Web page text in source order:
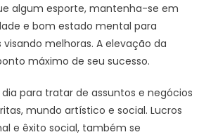
algum esporte, mantenha-se em
e bom estado mental para
melhoras. A elevação da
máximo de seu sucesso.
dia para tratar de assuntos e negócios
mundo artístico e social. Lucros
e êxito social, também se